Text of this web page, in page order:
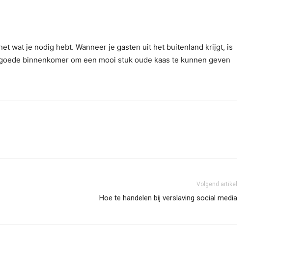
wat je nodig hebt. Wanneer je gasten uit het buitenland krijgt, is
binnenkomer om een mooi stuk oude kaas te kunnen geven
Volgend artikel
Hoe te handelen bij verslaving social media